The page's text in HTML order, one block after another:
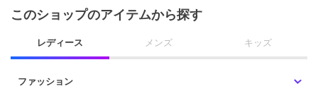
このショップのアイテムから探す
レディース メンズ キッズ
ファッション